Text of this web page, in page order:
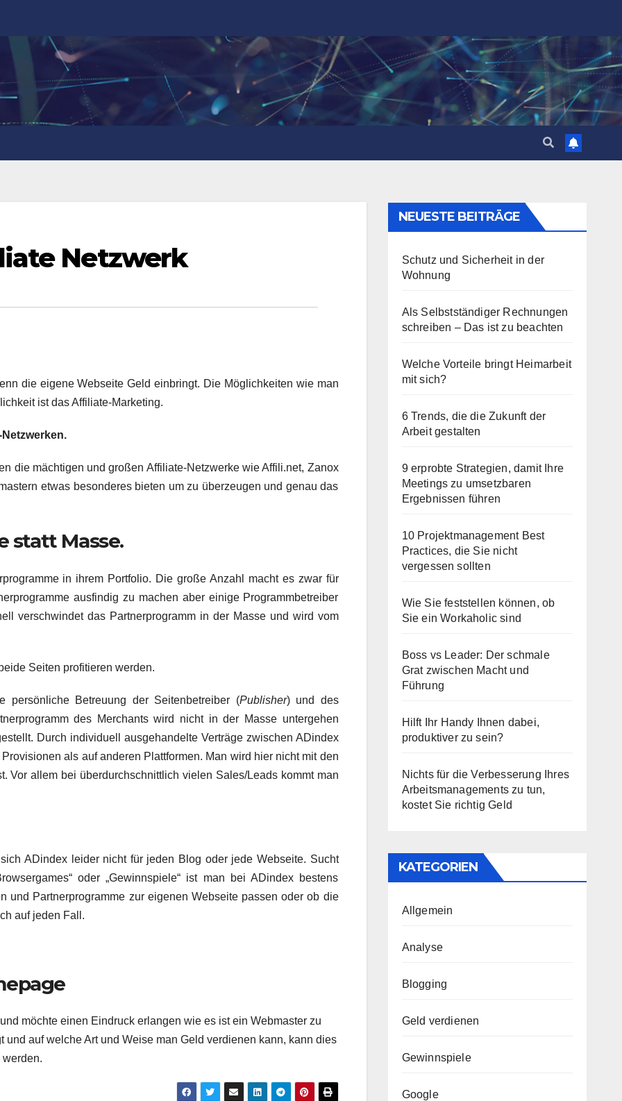
Netzwerk
die eigene Webseite Geld einbringt. Die Möglichkeiten wie man
ist das Affiliate-Marketing.
die mächtigen und großen Affiliate-Netzwerke wie Affili.net, Zanox
etwas besonderes bieten um zu überzeugen und genau das
statt Masse.
in ihrem Portfolio. Die große Anzahl macht es zwar für
ausfindig zu machen aber einige Programmbetreiber
verschwindet das Partnerprogramm in der Masse und wird vom
Seiten profitieren werden.
persönliche Betreuung der Seitenbetreiber (Publisher) und des
des Merchants wird nicht in der Masse untergehen
Durch individuell ausgehandelte Verträge zwischen ADindex
als auf anderen Plattformen. Man wird hier nicht mit den
Vor allem bei überdurchschnittlich vielen Sales/Leads kommt man
ADindex leider nicht für jeden Blog oder jede Webseite. Sucht
oder „Gewinnspiele“ ist man bei ADindex bestens
und Partnerprogramme zur eigenen Webseite passen oder ob die
auf jeden Fall.
möchte einen Eindruck erlangen wie es ist ein Webmaster zu
auf welche Art und Weise man Geld verdienen kann, kann dies
NEUESTE BEITRÄGE
Schutz und Sicherheit in der
Wohnung
Als Selbstständiger Rechnungen
schreiben – Das ist zu beachten
Welche Vorteile bringt Heimarbeit
mit sich?
6 Trends, die die Zukunft der
Arbeit gestalten
9 erprobte Strategien, damit Ihre
Meetings zu umsetzbaren
Ergebnissen führen
10 Projektmanagement Best
Practices, die Sie nicht
vergessen sollten
Wie Sie feststellen können, ob
Sie ein Workaholic sind
Boss vs Leader: Der schmale
Grat zwischen Macht und
Führung
Hilft Ihr Handy Ihnen dabei,
produktiver zu sein?
Nichts für die Verbesserung Ihres
Arbeitsmanagements zu tun,
kostet Sie richtig Geld
KATEGORIEN
Allgemein
Analyse
Blogging
Geld verdienen
Gewinnspiele
Google